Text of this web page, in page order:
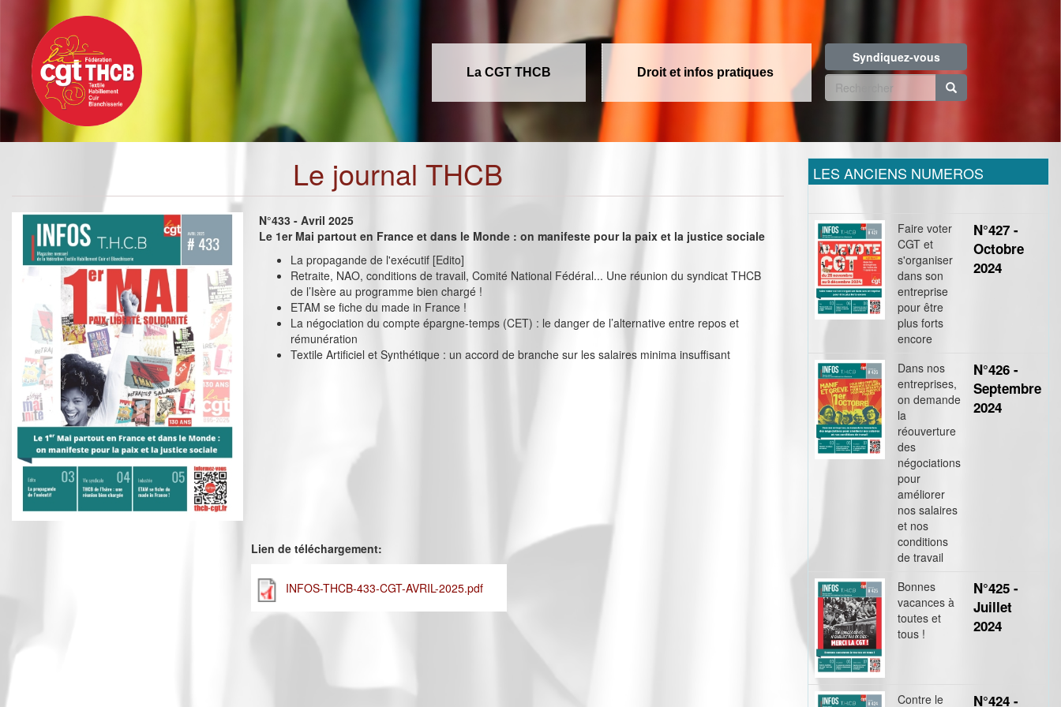
contenu
principal
La CGT THCB Droit et infos pratiques
Syndiquez-vous
Formulaire
recherche
Le journal THCB
N°433 - Avril 2025
Le 1er Mai partout en France et dans le Monde : on manifeste pour la paix et la justice sociale
La propagande de l'exécutif [Edito]
Retraite, NAO, conditions de travail, Comité National Fédéral... Une réunion du syndicat THCB
de l’Isère au programme bien chargé !
ETAM se fiche du made in France !
La négociation du compte épargne-temps (CET) : le danger de l’alternative entre repos et
rémunération
Textile Artificiel et Synthétique : un accord de branche sur les salaires minima insuffisant
Lien de téléchargement:
INFOS-THCB-433-CGT-AVRIL-2025.pdf
LES ANCIENS NUMEROS
Faire voter
CGT et
s'organiser
dans son
entreprise
pour être
plus forts
encore
N°427 -
Octobre
2024
Dans nos
entreprises,
on demande
la
réouverture
des
négociations
pour
améliorer
nos salaires
et nos
conditions
de travail
N°426 -
Septembre
2024
Bonnes
vacances à
toutes et
tous !
N°425 -
Juillet
2024
Contre le N°424 -